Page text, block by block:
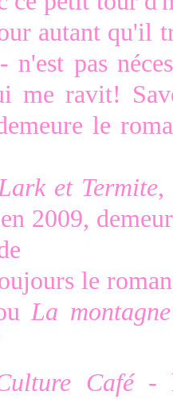
autant qu'il
n'est pas
me ravit!
le
et Termite,
2009,
le
La
Café-